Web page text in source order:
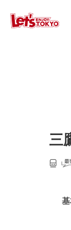
三